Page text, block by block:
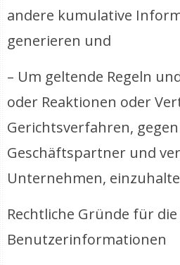
andere kumulative
generieren und
– Um geltende Regeln
oder Reaktionen oder
Gerichtsverfahren,
Geschäftspartner und
Unternehmen,
Rechtliche Gründe für
Benutzerinformationen